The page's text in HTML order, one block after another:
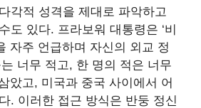
각적 성격을 제대로 파악하고
도 있다. 프라보워 대통령은 ‘비
자주 언급하며 자신의 외교 정
너무 적고, 한 명의 적은 너무
았고, 미국과 중국 사이에서 어
. 이러한 접근 방식은 반둥 정신